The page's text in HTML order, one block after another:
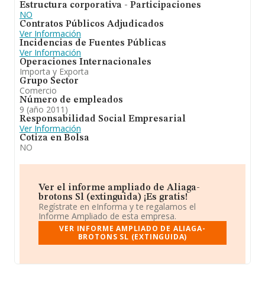
Estructura corporativa - Participaciones
NO
Contratos Públicos Adjudicados
Ver Información
Incidencias de Fuentes Públicas
Ver Información
Operaciones Internacionales
Importa y Exporta
Grupo Sector
Comercio
Número de empleados
9 (año 2011)
Responsabilidad Social Empresarial
Ver Información
Cotiza en Bolsa
NO
Ver el informe ampliado de Aliaga-
brotons Sl (extinguida) ¡Es gratis!
Regístrate en eInforma y te regalamos el
Informe Ampliado de esta empresa.
VER INFORME AMPLIADO DE ALIAGA-
BROTONS SL (EXTINGUIDA)